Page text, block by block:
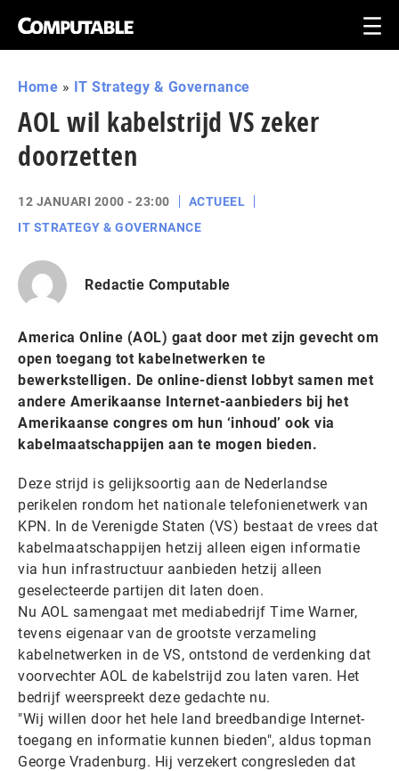
Home » IT Strategy & Governance
AOL wil kabelstrijd VS zeker
doorzetten
12 JANUARI 2000 - 23:00
ACTUEEL
IT STRATEGY & GOVERNANCE
Redactie Computable
America Online (AOL) gaat door met zijn gevecht om
open toegang tot kabelnetwerken te
bewerkstelligen. De online-dienst lobbyt samen met
andere Amerikaanse Internet-aanbieders bij het
Amerikaanse congres om hun ‘inhoud’ ook via
kabelmaatschappijen aan te mogen bieden.
Deze strijd is gelijksoortig aan de Nederlandse
perikelen rondom het nationale telefonienetwerk van
KPN. In de Verenigde Staten (VS) bestaat de vrees dat
kabelmaatschappijen hetzij alleen eigen informatie
via hun infrastructuur aanbieden hetzij alleen
geselecteerde partijen dit laten doen.
Nu AOL samengaat met mediabedrijf Time Warner,
tevens eigenaar van de grootste verzameling
kabelnetwerken in de VS, ontstond de verdenking dat
voorvechter AOL de kabelstrijd zou laten varen. Het
bedrijf weerspreekt deze gedachte nu.
"Wij willen door het hele land breedbandige Internet-
toegang en informatie kunnen bieden", aldus topman
George Vradenburg. Hij verzekert congresleden dat